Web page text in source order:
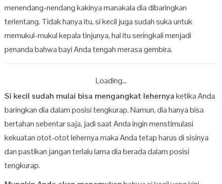
menendang-nendang kakinya manakala dia dibaringkan
terlentang. Tidak hanya itu, si kecil juga sudah suka untuk
memukul-mukul kepala tinjunya, hal itu seringkali menjadi
penanda bahwa bayi Anda tengah merasa gembira.
Loading...
Si kecil sudah mulai bisa mengangkat lehernyaketika Anda
baringkan dia dalam posisi tengkurap. Namun, dia hanya bisa
bertahan sebentar saja, jadi saat Anda ingin menstimulasi
kekuatan otot-otot lehernya maka Anda tetap harus di sisinya
dan pastikan jangan terlalu lama dia berada dalam posisi
tengkurap.